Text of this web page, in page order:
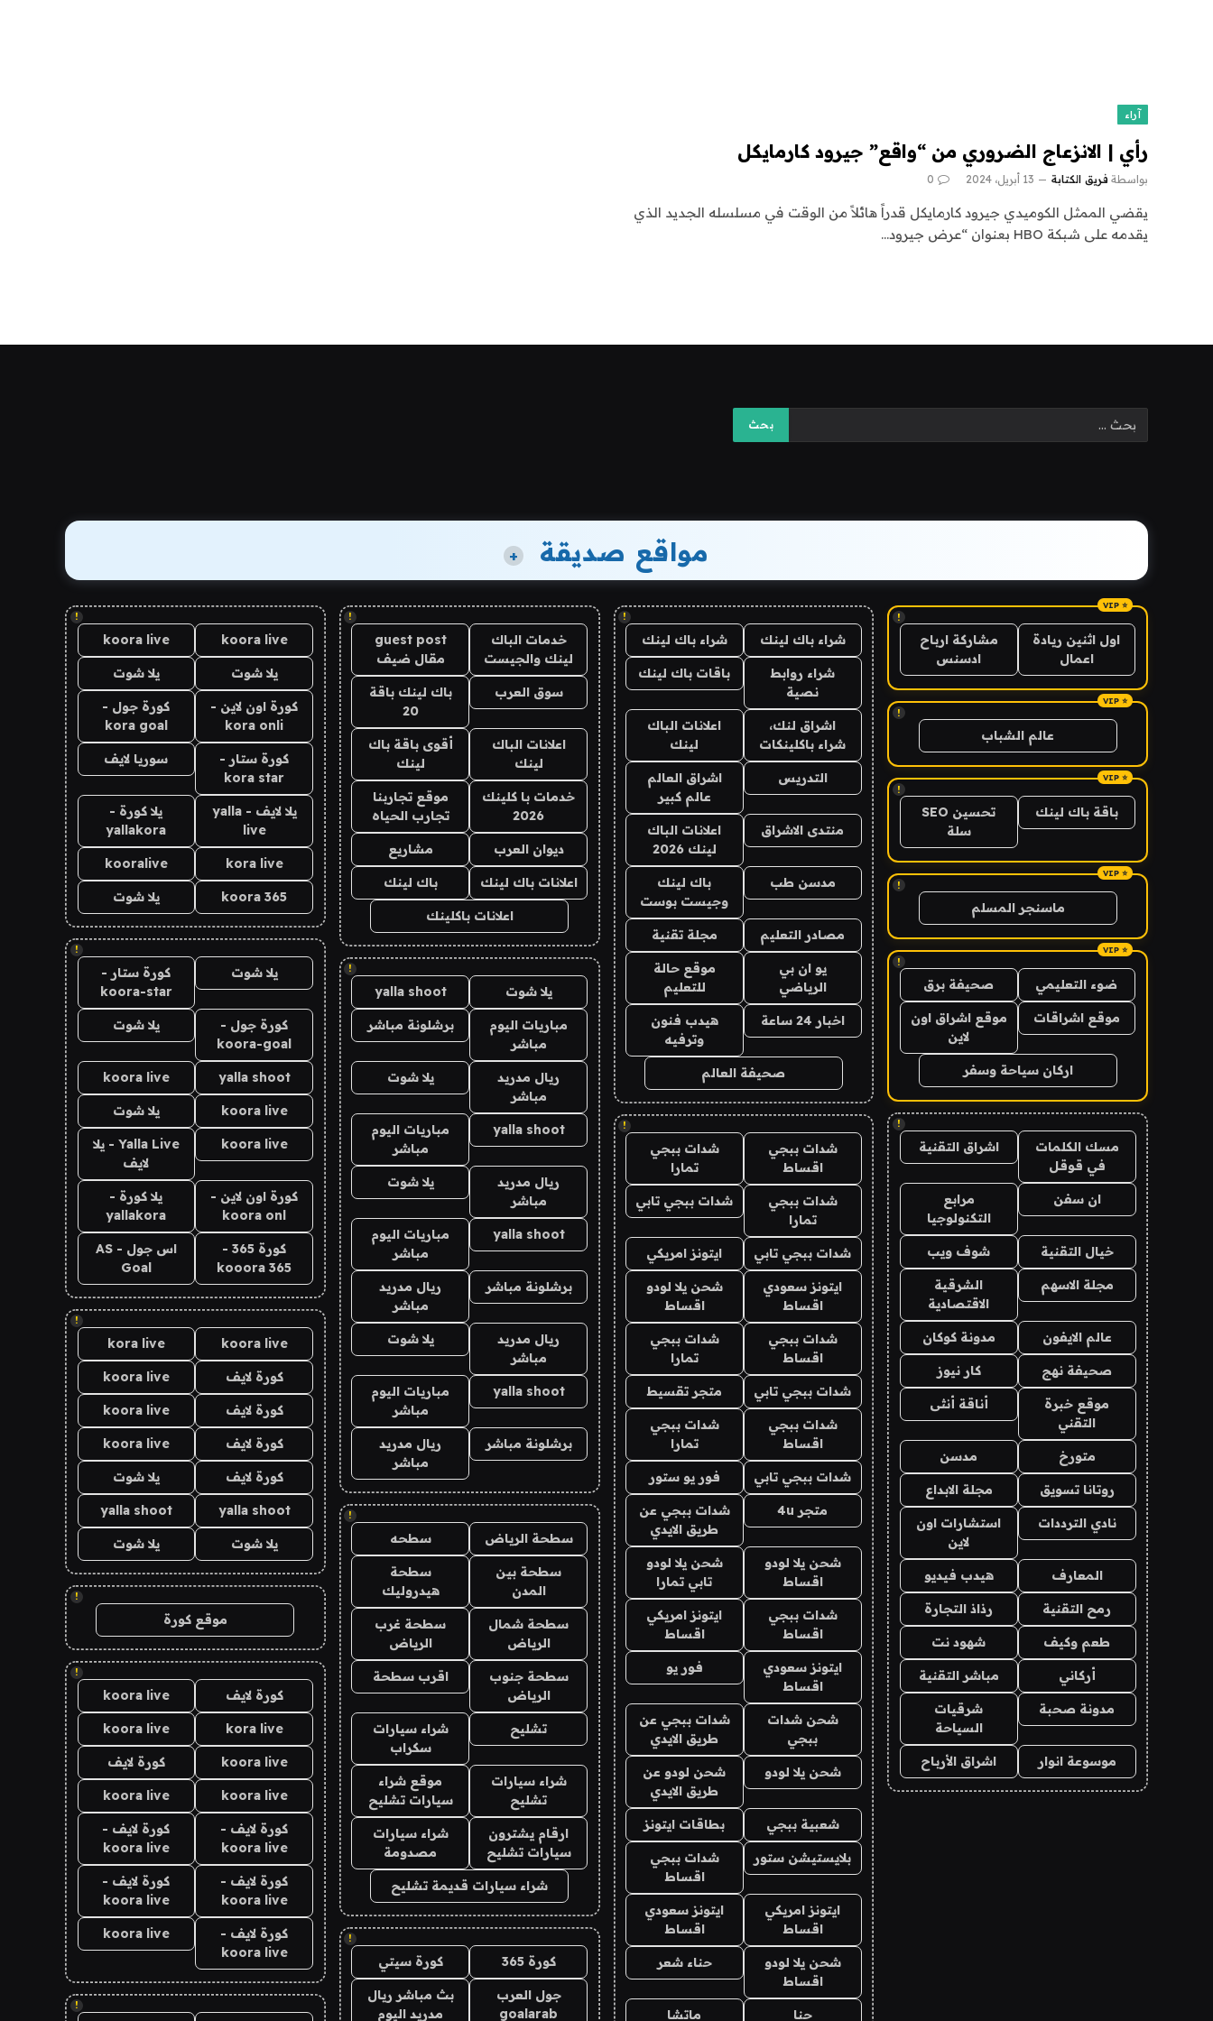
آراء
رأي | الانزعاج الضروري من “واقع” جيرود كارمايكل
بواسطة فريق الكتابة 13 أبريل، 2024 0
يقضي الممثل الكوميدي جيرود كارمايكل قدراً هائلاً من الوقت في مسلسله الجديد الذي
يقدمه على شبكة HBO بعنوان “عرض جيرود…
مواقع صديقة +
!
اول اثنين ريادة
اعمال
مشاركة ارباح
ادسنس
!
عالم الشباب
!
باقة باك لينك
تحسين SEO
سلة
!
ماسنجر المسلم
!
ضوء التعليمي صحيفة برق
موقع اشراقات
موقع اشراق اون
لاين
اركان سياحة وسفر
!
مسك الكلمات
في قوقل
اشراق التقنية
ان سفن
مرابع
التكنولوجيا
خيال التقنية شوف ويب
مجلة الاسهم
الشرقية
الاقتصادية
عالم الايفون مدونة كوكان
صحيفة نهج كار نيوز
موقع خبرة
التقني
أناقة أنثى
متورخ مدسن
روتانا تسويق مجلة الابداع
نادي الترددات
استشارات اون
لاين
المعارف هيدب فيديو
رمح التقنية رذاذ التجارة
طعم وكيف شهود نت
أركاني مباشر التقنية
مدونة صحبة
شرقيات
السياحة
موسوعة انوار اشراق الأرباح
!
شراء باك لينك شراء باك لينك
شراء روابط
نصية
باقات باك لينك
اشراق لنك،
شراء باكلينكات
اعلانات الباك
لينك
التدريس
اشراق العالم
عالم كبير
منتدى الاشراق
اعلانات الباك
لينك 2026
مدسن طب
باك لينك
وجيست بوست
مصادر التعليم مجلة تقنية
يو ان بي
الرياضي
موقع حالة
للتعليم
اخبار 24 ساعة
هيدب فنون
وترفيه
صحيفة العالم
!
شدات ببجي
اقساط
شدات ببجي
تمارا
شدات ببجي
تمارا
شدات ببجي تابي
شدات ببجي تابي ايتونز امريكي
ايتونز سعودي
اقساط
شحن يلا لودو
اقساط
شدات ببجي
اقساط
شدات ببجي
تمارا
شدات ببجي تابي متجر تقسيط
شدات ببجي
اقساط
شدات ببجي
تمارا
شدات ببجي تابي فور يو ستور
متجر 4u
شدات ببجي عن
طريق الايدي
شحن يلا لودو
اقساط
شحن يلا لودو
تابي تمارا
شدات ببجي
اقساط
ايتونز امريكي
اقساط
ايتونز سعودي
اقساط
فور يو
شحن شدات
ببجي
شدات ببجي عن
طريق الايدي
شحن يلا لودو
شحن لودو عن
طريق الايدي
شعبية ببجي بطاقات ايتونز
بلايستيشن ستور
شدات ببجي
اقساط
ايتونز امريكي
اقساط
ايتونز سعودي
اقساط
شحن يلا لودو
اقساط
حناء شعر
حنا ماتشا
!
خدمات الباك
لينك والجيست
guest post
مقال ضيف
سوق العرب
باك لينك باقة
20
اعلانات الباك
لينك
أقوى باقة باك
لينك
خدمات با كلينك
2026
موقع تجاربنا
تجارب الحياه
ديوان العرب مشاريع
اعلانات باك لينك باك لينك
اعلانات باكلينك
!
يلا شوت yalla shoot
مباريات اليوم
مباشر
برشلونة مباشر
ريال مدريد
مباشر
يلا شوت
yalla shoot
مباريات اليوم
مباشر
ريال مدريد
مباشر
يلا شوت
yalla shoot
مباريات اليوم
مباشر
برشلونة مباشر
ريال مدريد
مباشر
ريال مدريد
مباشر
يلا شوت
yalla shoot
مباريات اليوم
مباشر
برشلونة مباشر
ريال مدريد
مباشر
!
سطحة الرياض سطحه
سطحة بين
المدن
سطحة
هيدروليك
سطحة شمال
الرياض
سطحة غرب
الرياض
سطحة جنوب
الرياض
اقرب سطحة
تشليح
شراء سيارات
سكراب
شراء سيارات
تشليح
موقع شراء
سيارات تشليح
ارقام يشترون
سيارات تشليح
شراء سيارات
مصدومة
شراء سيارات قديمة تشليح
!
كورة 365 كورة سيتي
جول العرب
goalarab
بث مباشر ريال
مدريد اليوم
!
koora live
koora live
يلا شوت يلا شوت
كورة اون لاين -
kora onli
كورة جول -
kora goal
كورة ستار -
kora star
سوريا لايف
يلا لايف - yalla
live
يلا كورة -
yallakora
kora live
kooralive
koora 365 يلا شوت
!
يلا شوت
كورة ستار -
koora-star
كورة جول -
koora-goal
يلا شوت
yalla shoot
koora live
koora live يلا شوت
koora live
Yalla Live - يلا
لايف
كورة اون لاين -
koora onl
يلا كورة -
yallakora
كورة 365 -
kooora 365
اس جول - AS
Goal
!
koora live
kora live
كورة لايف koora live
كورة لايف koora live
كورة لايف koora live
كورة لايف يلا شوت
yalla shoot
yalla shoot
يلا شوت يلا شوت
!
موقع كورة
!
كورة لايف koora live
kora live
koora live
koora live كورة لايف
koora live
koora live
كورة لايف -
koora live
كورة لايف -
koora live
كورة لايف -
koora live
كورة لايف -
koora live
كورة لايف -
koora live
koora live
!